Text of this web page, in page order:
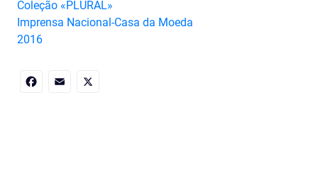
Coleção «PLURAL»
Imprensa Nacional-Casa da Moeda
2016